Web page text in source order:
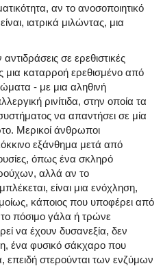
αν το ανοσοποιητικό
ιατρικά μιλώντας, μια
σε ερεθιστικές
μια καταρροή ερεθισμένο από
- με μια αληθινή
ρινίτιδα, στην οποία τα
να απαντήσει σε μία
Μερικοί άνθρωποι
εξάνθημα μετά από
όπως ένα σκληρό
αλλά αν το
είναι μια ενόχληση,
κάποιος που υποφέρει από
πόσιμο γάλα ή τρώνε
να έχουν δυσανεξία, δεν
ένα φυσικό σάκχαρο που
επειδή στερούνται των ενζύμων